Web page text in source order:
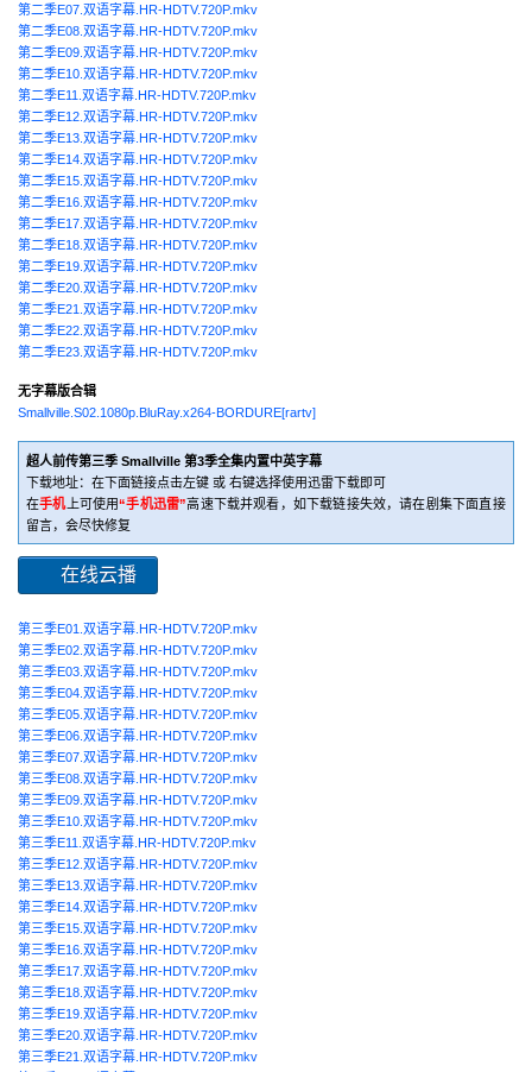
第二季E07.双语字幕.HR-HDTV.720P.mkv
第二季E08.双语字幕.HR-HDTV.720P.mkv
第二季E09.双语字幕.HR-HDTV.720P.mkv
第二季E10.双语字幕.HR-HDTV.720P.mkv
第二季E11.双语字幕.HR-HDTV.720P.mkv
第二季E12.双语字幕.HR-HDTV.720P.mkv
第二季E13.双语字幕.HR-HDTV.720P.mkv
第二季E14.双语字幕.HR-HDTV.720P.mkv
第二季E15.双语字幕.HR-HDTV.720P.mkv
第二季E16.双语字幕.HR-HDTV.720P.mkv
第二季E17.双语字幕.HR-HDTV.720P.mkv
第二季E18.双语字幕.HR-HDTV.720P.mkv
第二季E19.双语字幕.HR-HDTV.720P.mkv
第二季E20.双语字幕.HR-HDTV.720P.mkv
第二季E21.双语字幕.HR-HDTV.720P.mkv
第二季E22.双语字幕.HR-HDTV.720P.mkv
第二季E23.双语字幕.HR-HDTV.720P.mkv
无字幕版合辑
Smallville.S02.1080p.BluRay.x264-BORDURE[rartv]
超人前传第三季 Smallville 第3季全集内置中英字幕
下载地址：在下面链接点击左键 或 右键选择使用迅雷下载即可
在手机上可使用“手机迅雷”高速下载并观看，如下载链接失效，请在剧集下面直接
留言，会尽快修复
在线云播
第三季E01.双语字幕.HR-HDTV.720P.mkv
第三季E02.双语字幕.HR-HDTV.720P.mkv
第三季E03.双语字幕.HR-HDTV.720P.mkv
第三季E04.双语字幕.HR-HDTV.720P.mkv
第三季E05.双语字幕.HR-HDTV.720P.mkv
第三季E06.双语字幕.HR-HDTV.720P.mkv
第三季E07.双语字幕.HR-HDTV.720P.mkv
第三季E08.双语字幕.HR-HDTV.720P.mkv
第三季E09.双语字幕.HR-HDTV.720P.mkv
第三季E10.双语字幕.HR-HDTV.720P.mkv
第三季E11.双语字幕.HR-HDTV.720P.mkv
第三季E12.双语字幕.HR-HDTV.720P.mkv
第三季E13.双语字幕.HR-HDTV.720P.mkv
第三季E14.双语字幕.HR-HDTV.720P.mkv
第三季E15.双语字幕.HR-HDTV.720P.mkv
第三季E16.双语字幕.HR-HDTV.720P.mkv
第三季E17.双语字幕.HR-HDTV.720P.mkv
第三季E18.双语字幕.HR-HDTV.720P.mkv
第三季E19.双语字幕.HR-HDTV.720P.mkv
第三季E20.双语字幕.HR-HDTV.720P.mkv
第三季E21.双语字幕.HR-HDTV.720P.mkv